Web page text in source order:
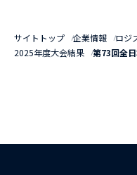
サイトトップ 企業情報 ロジ
2025年度大会結果
第73回全